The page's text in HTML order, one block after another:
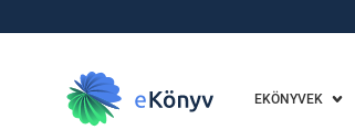
EKÖNYVEK